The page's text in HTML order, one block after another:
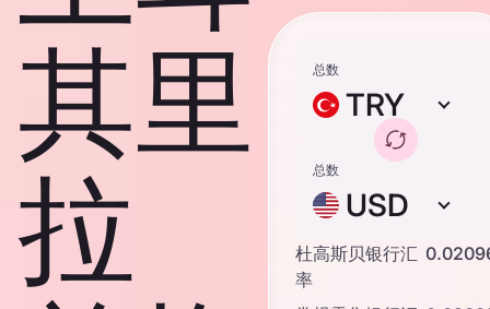
其里
拉
总数
TRY
总数
USD
杜高斯贝银行汇
率